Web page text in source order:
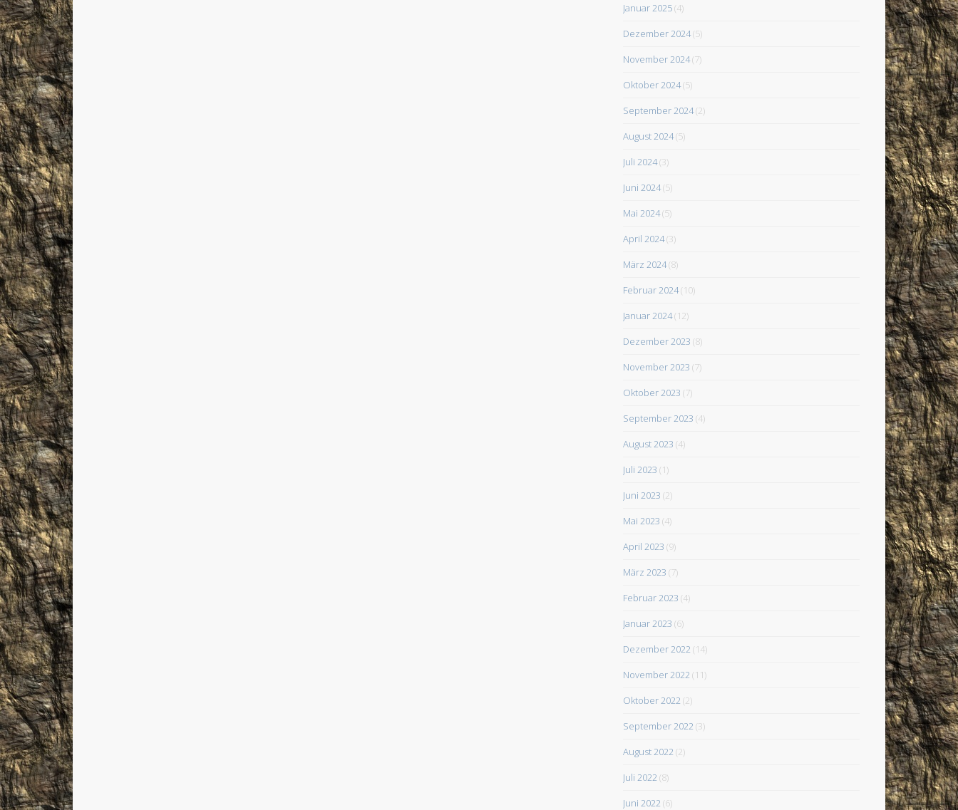
Januar 2025(4)
Dezember 2024(5)
November 2024(7)
Oktober 2024(5)
September 2024(2)
August 2024(5)
Juli 2024(3)
Juni 2024(5)
Mai 2024(5)
April 2024(3)
März 2024(8)
Februar 2024(10)
Januar 2024(12)
Dezember 2023 (8)
November 2023 (7)
Oktober 2023 (7)
September 2023 (4)
August 2023 (4)
Juli 2023 (1)
Juni 2023 (2)
Mai 2023 (4)
April 2023 (9)
März 2023 (7)
Februar 2023 (4)
Januar 2023 (6)
Dezember 2022 (14)
November 2022 (11)
Oktober 2022 (2)
September 2022 (3)
August 2022 (2)
Juli 2022 (8)
Juni 2022 (6)